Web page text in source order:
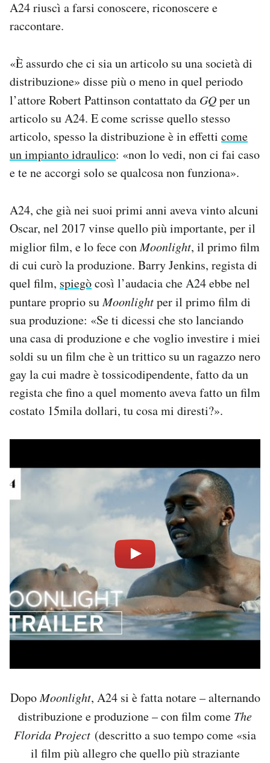
A24 riuscì a farsi conoscere, riconoscere e
raccontare.
«È assurdo che ci sia un articolo su una società di
distribuzione» disse più o meno in quel periodo
l’attore Robert Pattinson contattato da GQper un
articolo su A24. E come scrisse quello stesso
articolo, spesso la distribuzione è in effetti come
un impianto idraulico: «non lo vedi, non ci fai caso
e te ne accorgi solo se qualcosa non funziona».
A24, che già nei suoi primi anni aveva vinto alcuni
Oscar, nel 2017 vinse quello più importante, per il
miglior film, e lo fece conMoonlight, il primo film
di cui curò la produzione. Barry Jenkins, regista di
quel film, spiegòcosì l’audacia che A24 ebbe nel
puntare proprio suMoonlightper il primo film di
sua produzione: «Se ti dicessi che sto lanciando
una casa di produzione e che voglio investire i miei
soldi su un film che è un trittico su un ragazzo nero
gay la cui madre è tossicodipendente, fatto da un
regista che fino a quel momento aveva fatto un film
costato 15mila dollari, tu cosa mi diresti?».
DopoMoonlight, A24 si è fatta notare – alternando
distribuzione e produzione – con film come The
Florida Project (descritto a suo tempo come «sia
il film più allegro che quello più straziante